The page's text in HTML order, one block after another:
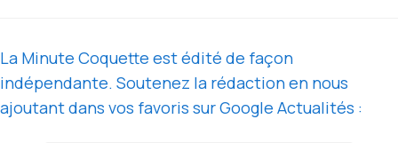
La Minute Coquette est édité de façon
indépendante. Soutenez la rédaction en nous
ajoutant dans vos favoris sur Google Actualités :